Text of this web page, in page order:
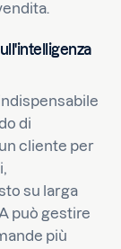
di
cliente per
su larga
può gestire
più